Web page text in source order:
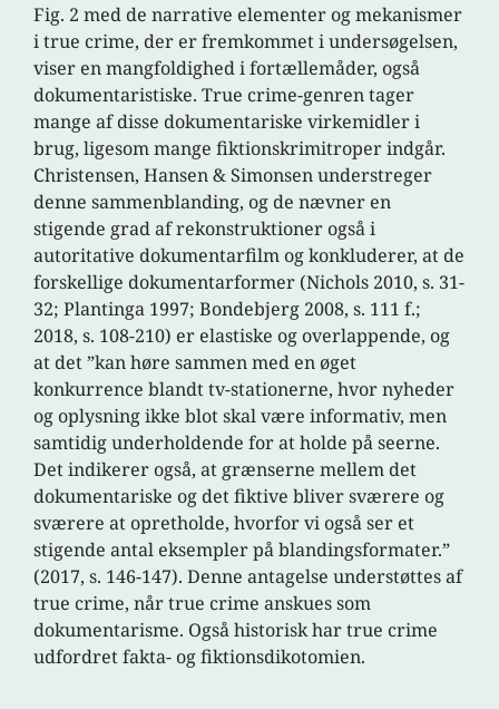
Fig. 2 med de narrative elementer og mekanismer
i true crime, der er fremkommet i undersøgelsen,
viser en mangfoldighed i fortællemåder, også
dokumentaristiske. True crime-genren tager
mange af disse dokumentariske virkemidler i
brug, ligesom mange fiktionskrimitroper indgår.
Christensen, Hansen & Simonsen understreger
denne sammenblanding, og de nævner en
stigende grad af rekonstruktioner også i
autoritative dokumentarfilm og konkluderer, at de
forskellige dokumentarformer (Nichols 2010, s. 31-
32; Plantinga 1997; Bondebjerg 2008, s. 111 f.;
2018, s. 108-210) er elastiske og overlappende, og
at det ”kan høre sammen med en øget
konkurrence blandt tv-stationerne, hvor nyheder
og oplysning ikke blot skal være informativ, men
samtidig underholdende for at holde på seerne.
Det indikerer også, at grænserne mellem det
dokumentariske og det fiktive bliver sværere og
sværere at opretholde, hvorfor vi også ser et
stigende antal eksempler på blandingsformater.”
(2017, s. 146-147). Denne antagelse understøttes af
true crime, når true crime anskues som
dokumentarisme. Også historisk har true crime
udfordret fakta- og fiktionsdikotomien.